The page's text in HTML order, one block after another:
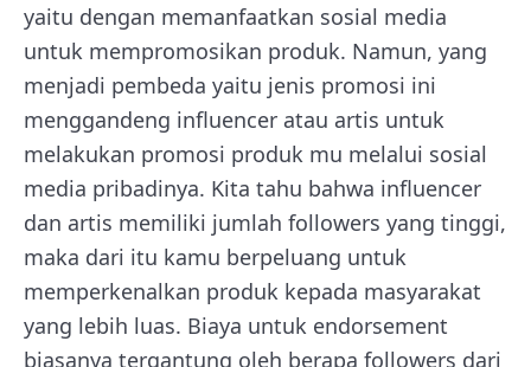
yaitu dengan memanfaatkan sosial media
untuk mempromosikan produk. Namun, yang
menjadi pembeda yaitu jenis promosi ini
menggandeng influencer atau artis untuk
melakukan promosi produk mu melalui sosial
media pribadinya. Kita tahu bahwa influencer
dan artis memiliki jumlah followers yang tinggi,
maka dari itu kamu berpeluang untuk
memperkenalkan produk kepada masyarakat
yang lebih luas. Biaya untuk endorsement
biasanya tergantung oleh berapa followers dari